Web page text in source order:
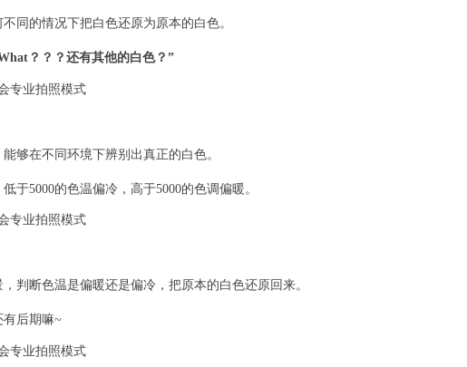
不同的情况下把白色还原为原本的白色。
？？？还有其他的白色？”
够在不同环境下辨别出真正的白色。
于5000的色温偏冷，高于5000的色调偏暖。
判断色温是偏暖还是偏冷，把原本的白色还原回来。
后期嘛~